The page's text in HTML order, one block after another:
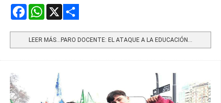
FacebookWhatsApp
LEER MÁS…PARO DOCENTE: EL ATAQUE A LA EDUCACIÓN...